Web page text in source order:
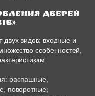
дверей
двух видов: входные и
особенностей,
распашные,
поворотные;